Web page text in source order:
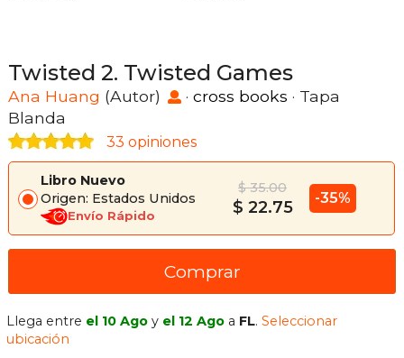
Twisted 2. Twisted Games
Ana Huang (Autor) · cross books · Tapa
Blanda
33 opiniones
Libro Nuevo
Origen: Estados Unidos
Envío Rápido
$ 35.00
$ 22.75 -35%
Comprar
Llega entre el 10 Ago y el 12 Ago a FL.Seleccionar
ubicación